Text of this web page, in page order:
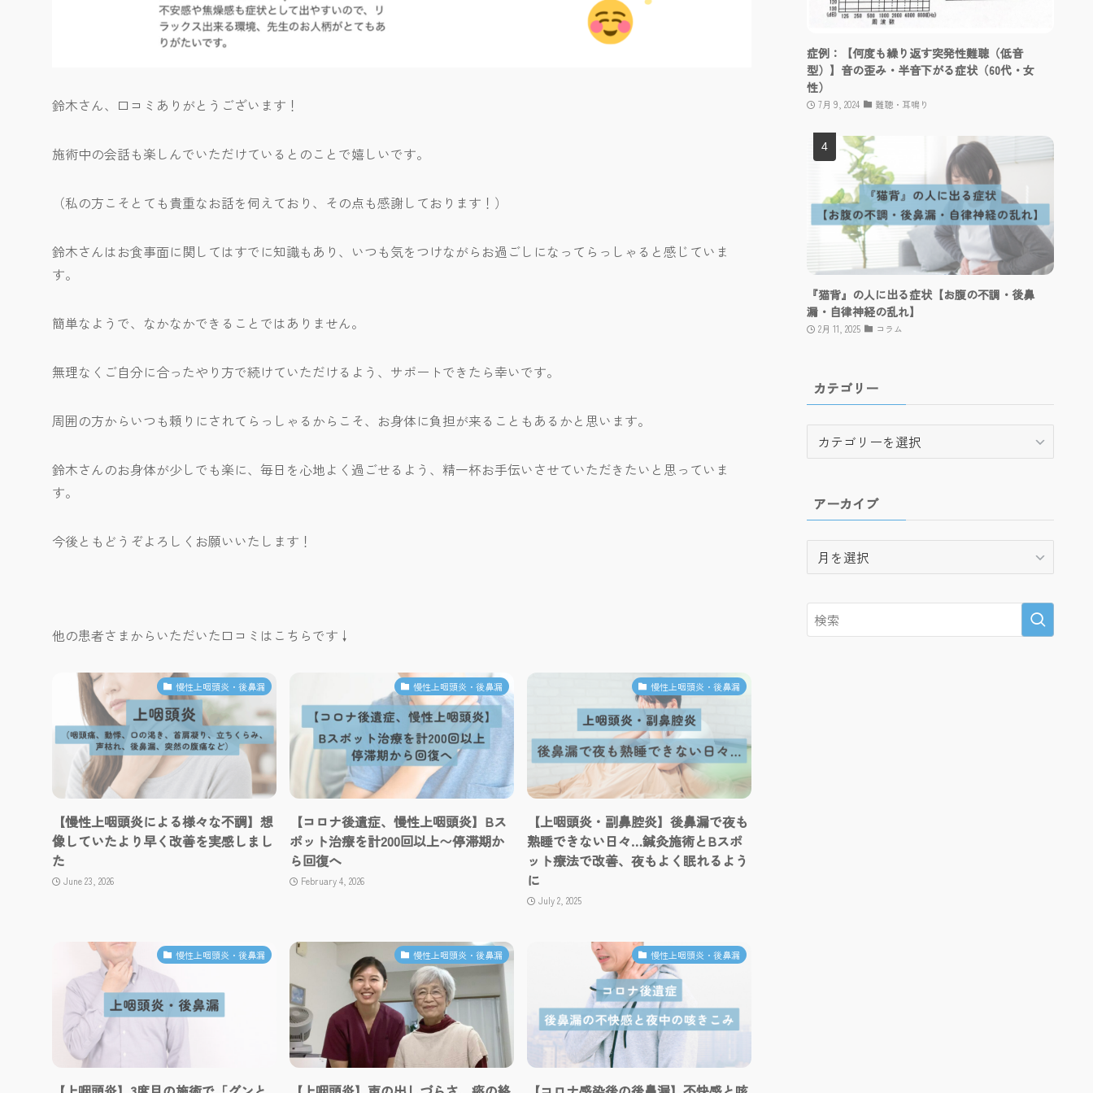
鈴木さん、口コミありがとうございます！
施術中の会話も楽しんでいただけているとのことで嬉しいです。
（私の方こそとても貴重なお話を伺えており、その点も感謝しております！）
鈴木さんはお食事面に関してはすでに知識もあり、いつも気をつけながらお過ごしになってらっしゃると感じていま
す。
簡単なようで、なかなかできることではありません。
無理なくご自分に合ったやり方で続けていただけるよう、サポートできたら幸いです。
周囲の方からいつも頼りにされてらっしゃるからこそ、お身体に負担が来ることもあるかと思います。
鈴木さんのお身体が少しでも楽に、毎日を心地よく過ごせるよう、精一杯お手伝いさせていただきたいと思っていま
す。
今後ともどうぞよろしくお願いいたします！
他の患者さまからいただいた口コミはこちらです↓
慢性上咽頭炎・後鼻漏
【慢性上咽頭炎による様々な不調】想
像していたより早く改善を実感しまし
た
June 23, 2026
慢性上咽頭炎・後鼻漏
【コロナ後遺症、慢性上咽頭炎】Bス
ポット治療を計200回以上〜停滞期か
ら回復へ
February 4, 2026
慢性上咽頭炎・後鼻漏
【上咽頭炎・副鼻腔炎】後鼻漏で夜も
熟睡できない日々…鍼灸施術とBスポ
ット療法で改善、夜もよく眠れるよう
に
July 2, 2025
慢性上咽頭炎・後鼻漏 慢性上咽頭炎・後鼻漏 慢性上咽頭炎・後鼻漏
症例：【何度も繰り返す突発性難聴（低音
型）】音の歪み・半音下がる症状（60代・女
性）
7月 9, 2024 難聴・耳鳴り
『猫背』の人に出る症状【お腹の不調・後鼻
漏・自律神経の乱れ】
2月 11, 2025 コラム
カテゴリー
ーアーカイブ
イ
ブ